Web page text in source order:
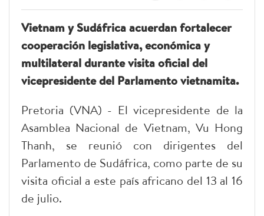
Vietnam y Sudáfrica acuerdan fortalecer
cooperación legislativa, económica y
multilateral durante visita oficial del
vicepresidente del Parlamento vietnamita.
Pretoria (VNA) - El vicepresidente de la
Asamblea Nacional de Vietnam, Vu Hong
Thanh, se reunió con dirigentes del
Parlamento de Sudáfrica, como parte de su
visita oficial a este país africano del 13 al 16
de julio.